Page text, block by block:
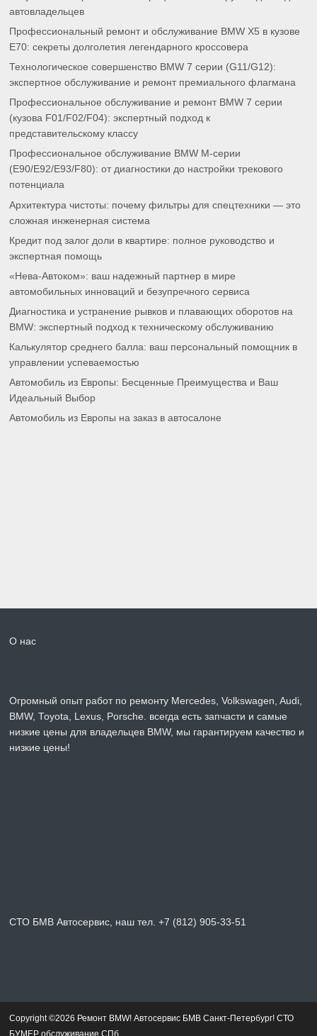
автовладельцев
Профессиональный ремонт и обслуживание BMW X5 в кузове
E70: секреты долголетия легендарного кроссовера
Технологическое совершенство BMW 7 серии (G11/G12):
экспертное обслуживание и ремонт премиального флагмана
Профессиональное обслуживание и ремонт BMW 7 серии
(кузова F01/F02/F04): экспертный подход к
представительскому классу
Профессиональное обслуживание BMW M-серии
(E90/E92/E93/F80): от диагностики до настройки трекового
потенциала
Архитектура чистоты: почему фильтры для спецтехники — это
сложная инженерная система
Кредит под залог доли в квартире: полное руководство и
экспертная помощь
«Нева-Автоком»: ваш надежный партнер в мире
автомобильных инноваций и безупречного сервиса
Диагностика и устранение рывков и плавающих оборотов на
BMW: экспертный подход к техническому обслуживанию
Калькулятор среднего балла: ваш персональный помощник в
управлении успеваемостью
Автомобиль из Европы: Бесценные Преимущества и Ваш
Идеальный Выбор
Автомобиль из Европы на заказ в автосалоне
О нас
Огромный опыт работ по ремонту Mercedes, Volkswagen, Audi,
BMW, Toyota, Lexus, Porsche. всегда есть запчасти и самые
низкие цены для владельцев BMW, мы гарантируем качество и
низкие цены!
СТО БМВ Автосервис, наш тел. +7 (812) 905-33-51
Copyright ©2026 Ремонт BMW! Автосервис БМВ Санкт-Петербург! СТО
БУМЕР обслуживание СПб